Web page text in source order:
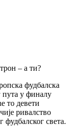
фудбалска
пута у финалу
то девети
ривалство
света.